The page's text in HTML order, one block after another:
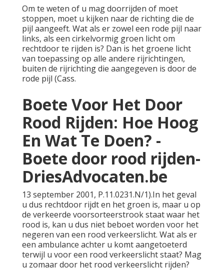
Om te weten of u mag doorrijden of moet
stoppen, moet u kijken naar de richting die de
pijl aangeeft. Wat als er zowel een rode pijl naar
links, als een cirkelvormig groen licht om
rechtdoor te rijden is? Dan is het groene licht
van toepassing op alle andere rijrichtingen,
buiten de rijrichting die aangegeven is door de
rode pijl (Cass.
Boete Voor Het Door
Rood Rijden: Hoe Hoog
En Wat Te Doen? -
Boete door rood rijden-
DriesAdvocaten.be
13 september 2001, P.11.0231.N/1).In het geval
u dus rechtdoor rijdt en het groen is, maar u op
de verkeerde voorsorteerstrook staat waar het
rood is, kan u dus niet beboet worden voor het
negeren van een rood verkeerslicht. Wat als er
een ambulance achter u komt aangetoeterd
terwijl u voor een rood verkeerslicht staat? Mag
u zomaar door het rood verkeerslicht rijden?